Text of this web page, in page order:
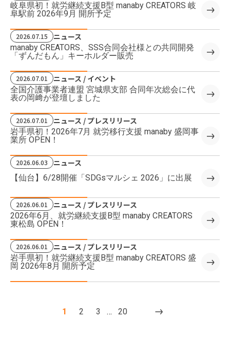
岐阜県初！就労継続支援B型 manaby CREATORS 岐
阜駅前 2026年9月 開所予定
2026.07.15 ニュース
manaby CREATORS、SSS合同会社様との共同開発
「ずんだもん」キーホルダー販売
2026.07.01 ニュース / イベント
全国介護事業者連盟 宮城県支部 合同年次総会に代
表の岡﨑が登壇しました
2026.07.01 ニュース / プレスリリース
岩手県初！2026年7月 就労移行支援 manaby 盛岡事
業所 OPEN！
2026.06.03 ニュース
【仙台】6/28開催「SDGsマルシェ 2026」に出展
2026.06.01 ニュース / プレスリリース
2026年6月、就労継続支援B型 manaby CREATORS
東松島 OPEN！
2026.06.01 ニュース / プレスリリース
岩手県初！就労継続支援B型 manaby CREATORS 盛
岡 2026年8月 開所予定
1 2 3 … 20